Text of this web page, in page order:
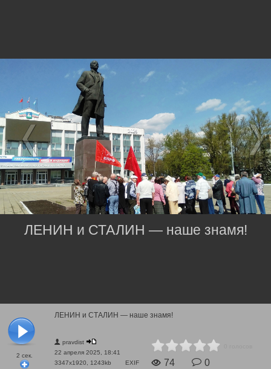
2 сек.
ЛЕНИН и СТАЛИН — наше знамя!
pravdist
22 апреля 2025, 18:41
3347x1920, 1243kb
EXIF 74 0
ЛЕНИН и СТАЛИН — наше знамя!